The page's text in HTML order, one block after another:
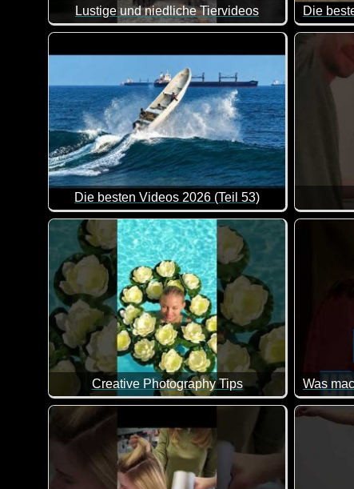
Lustige und niedliche Tiervideos
Ein weiterer Teil dieser lustigen Videos mit Tieren.
Die
Hier
Die besten Videos 2026 (Teil 53)
Eine tolle Zusammenstellung von lustigen Videos.
Creative Photography Tips
Ich